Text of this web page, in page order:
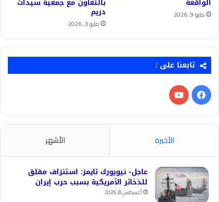
الواقعة
مايو 9, 2026
بالتعاون مع جمعية سيدات
دريم
مايو 3, 2026
تابعنا على :
فيسبوك‫YouTube
الأخيرة الأشهر
عاجل- نيويورك تايمز: استنزاف مقلق
للذخائر الأمريكية بسبب حرب إيران
أغسطس 8, 2026